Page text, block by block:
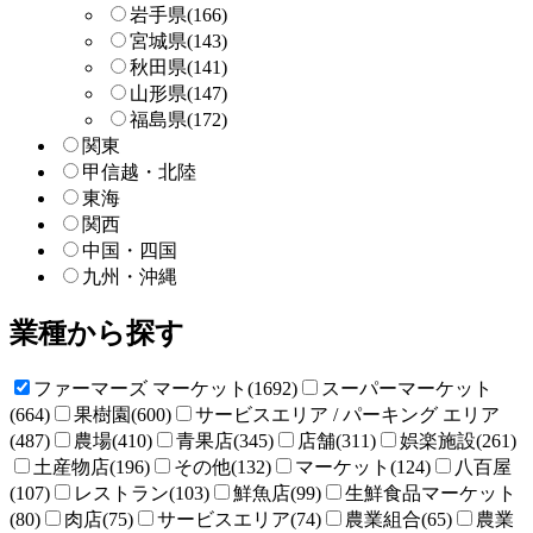
岩手県(166)
宮城県(143)
秋田県(141)
山形県(147)
福島県(172)
関東
甲信越・北陸
東海
関西
中国・四国
九州・沖縄
業種から探す
ファーマーズ マーケット(1692)
スーパーマーケット
(664)
果樹園(600)
サービスエリア / パーキング エリア
(487)
農場(410) 青果店(345) 店舗(311)
娯楽施設(261)
土産物店(196)
その他(132) マーケット(124)
八百屋
(107)
レストラン(103) 鮮魚店(99)
生鮮食品マーケット
(80)
肉店(75) サービスエリア(74) 農業組合(65)
農業